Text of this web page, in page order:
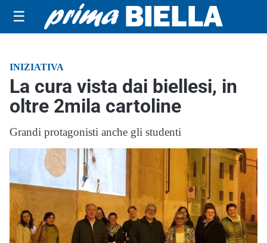
☰
INIZIATIVA
La cura vista dai biellesi, in
oltre 2mila cartoline
Grandi protagonisti anche gli studenti